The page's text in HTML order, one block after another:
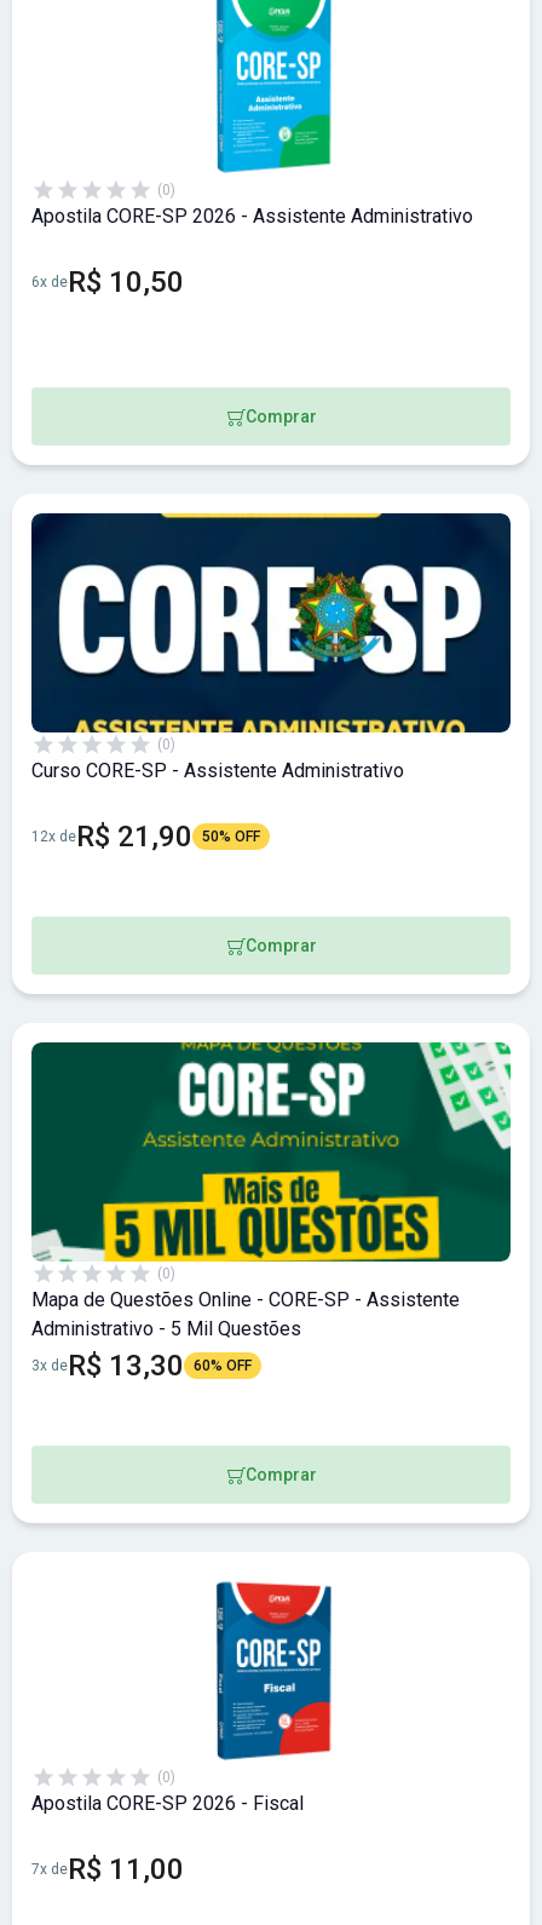
(0)
Apostila CORE-SP 2026 - Assistente Administrativo
6x deR$ 10,50
Comprar
(0)
Curso CORE-SP - Assistente Administrativo
12x deR$ 21,90 50% OFF
Comprar
(0)
Mapa de Questões Online - CORE-SP - Assistente
Administrativo - 5 Mil Questões
3x deR$ 13,30 60% OFF
Comprar
(0)
Apostila CORE-SP 2026 - Fiscal
7x deR$ 11,00